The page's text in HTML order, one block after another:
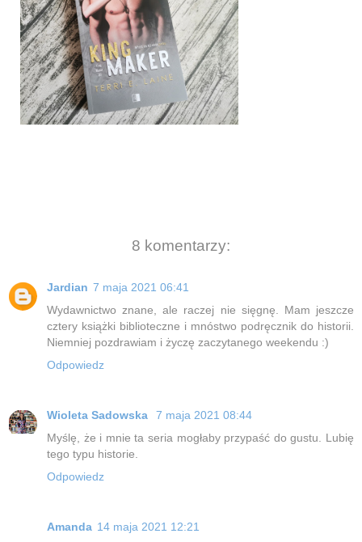
8 komentarzy:
Jardian 7 maja 2021 06:41
Wydawnictwo znane, ale raczej nie sięgnę. Mam jeszcze
cztery książki biblioteczne i mnóstwo podręcznik do historii.
Niemniej pozdrawiam i życzę zaczytanego weekendu :)
Odpowiedz
Wioleta Sadowska
7 maja 2021 08:44
Myślę, że i mnie ta seria mogłaby przypaść do gustu. Lubię
tego typu historie.
Odpowiedz
Amanda 14 maja 2021 12:21